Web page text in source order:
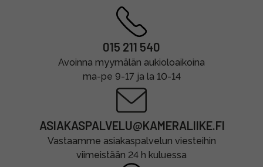
015 211 540
Avoinna myymälän aukioloaikoina
ma-pe 9-17 ja la 10-14
ASIAKASPALVELU@KAMERALIIKE.FI
Vastaamme asiakaspalvelun viesteihin
viimeistään 24 h kuluessa